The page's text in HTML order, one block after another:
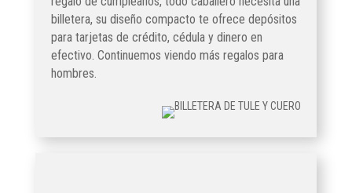
billetera, su diseño compacto te ofrece depósitos
para tarjetas de crédito, cédula y dinero en
efectivo. Continuemos viendo más regalos para
hombres.